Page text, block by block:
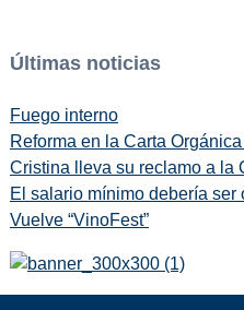
Últimas noticias
Fuego interno
Reforma en la Carta Orgánica
Cristina lleva su reclamo a la
El salario mínimo debería ser
Vuelve “VinoFest”